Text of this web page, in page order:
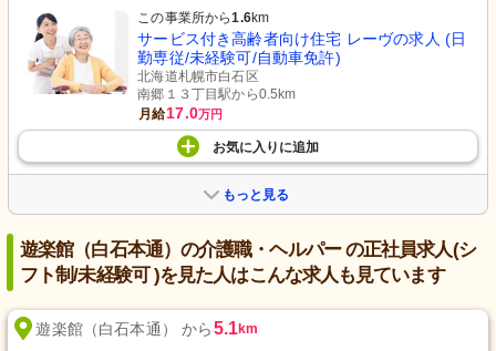
この事業所から1.6km
サービス付き高齢者向け住宅 レーヴの求人 (日
勤専従/未経験可/自動車免許)
北海道札幌市白石区
南郷１３丁目駅から0.5km
月給17.0万円
お気に入り に追加
もっと見る
遊楽館（白石本通）の介護職・ヘルパー の正社員求人(シ
フト制/未経験可 )を見た人はこんな求人も見ています
遊楽館（白石本通） から5.1km